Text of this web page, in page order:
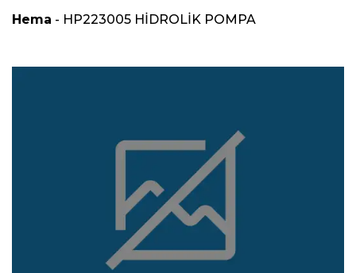
Hema - HP223005 HİDROLİK POMPA